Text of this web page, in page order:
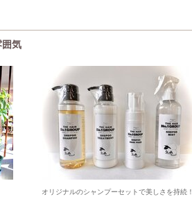
囲気
オリジナルのシャンプーセットで美しさを持続！